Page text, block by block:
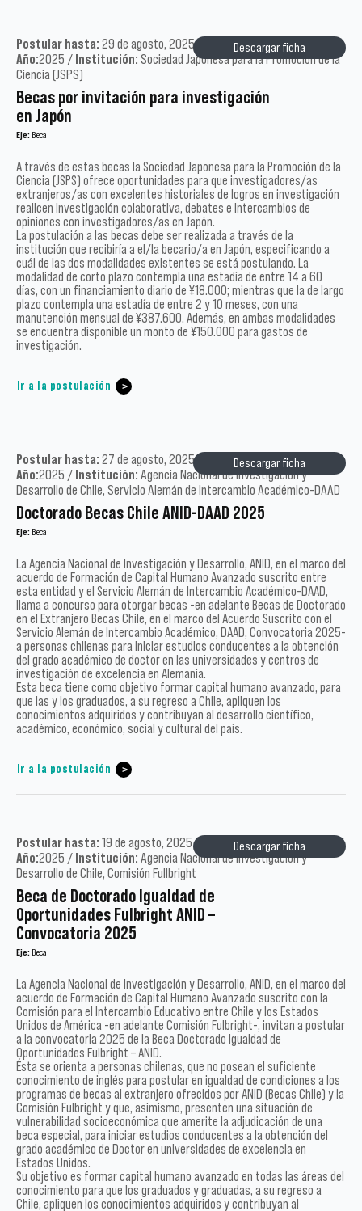
Descargar ficha
Postular hasta: 29 de agosto, 2025 / Tipo:Académicos /
Año:2025 / Institución: Sociedad Japonesa para la Promoción de la
Ciencia (JSPS)
Becas por invitación para investigación
en Japón
Eje: Beca
A través de estas becas la Sociedad Japonesa para la Promoción de la
Ciencia (JSPS) ofrece oportunidades para que investigadores/as
extranjeros/as con excelentes historiales de logros en investigación
realicen investigación colaborativa, debates e intercambios de
opiniones con investigadores/as en Japón.
La postulación a las becas debe ser realizada a través de la
institución que recibiría a el/la becario/a en Japón, especificando a
cuál de las dos modalidades existentes se está postulando. La
modalidad de corto plazo contempla una estadía de entre 14 a 60
días, con un financiamiento diario de ¥18.000; mientras que la de largo
plazo contempla una estadía de entre 2 y 10 meses, con una
manutención mensual de ¥387.600. Además, en ambas modalidades
se encuentra disponible un monto de ¥150.000 para gastos de
investigación.
Ir a la postulación
Descargar ficha
Postular hasta: 27 de agosto, 2025 / Tipo:Académicos /
Año:2025 / Institución: Agencia Nacional de Investigación y
Desarrollo de Chile, Servicio Alemán de Intercambio Académico-DAAD
Doctorado Becas Chile ANID-DAAD 2025
Eje: Beca
La Agencia Nacional de Investigación y Desarrollo, ANID, en el marco del
acuerdo de Formación de Capital Humano Avanzado suscrito entre
esta entidad y el Servicio Alemán de Intercambio Académico-DAAD,
llama a concurso para otorgar becas -en adelante Becas de Doctorado
en el Extranjero Becas Chile, en el marco del Acuerdo Suscrito con el
Servicio Alemán de Intercambio Académico, DAAD, Convocatoria 2025-
a personas chilenas para iniciar estudios conducentes a la obtención
del grado académico de doctor en las universidades y centros de
investigación de excelencia en Alemania.
Esta beca tiene como objetivo formar capital humano avanzado, para
que las y los graduados, a su regreso a Chile, apliquen los
conocimientos adquiridos y contribuyan al desarrollo científico,
académico, económico, social y cultural del país.
Ir a la postulación
Descargar ficha
Postular hasta: 19 de agosto, 2025 /
Académicos, Magíster /
Año:2025 / Institución: Agencia Nacional de Investigación y
Desarrollo de Chile, Comisión Fullbright
Beca de Doctorado Igualdad de
Oportunidades Fulbright ANID –
Convocatoria 2025
Eje: Beca
La Agencia Nacional de Investigación y Desarrollo, ANID, en el marco del
acuerdo de Formación de Capital Humano Avanzado suscrito con la
Comisión para el Intercambio Educativo entre Chile y los Estados
Unidos de América -en adelante Comisión Fulbright-, invitan a postular
a la convocatoria 2025 de la Beca Doctorado Igualdad de
Oportunidades Fulbright – ANID.
Ésta se orienta a personas chilenas, que no posean el suficiente
conocimiento de inglés para postular en igualdad de condiciones a los
programas de becas al extranjero ofrecidos por ANID (Becas Chile) y la
Comisión Fulbright y que, asimismo, presenten una situación de
vulnerabilidad socioeconómica que amerite la adjudicación de una
beca especial, para iniciar estudios conducentes a la obtención del
grado académico de Doctor en universidades de excelencia en
Estados Unidos.
Su objetivo es formar capital humano avanzado en todas las áreas del
conocimiento para que los graduados y graduadas, a su regreso a
Chile, apliquen los conocimientos adquiridos y contribuyan al